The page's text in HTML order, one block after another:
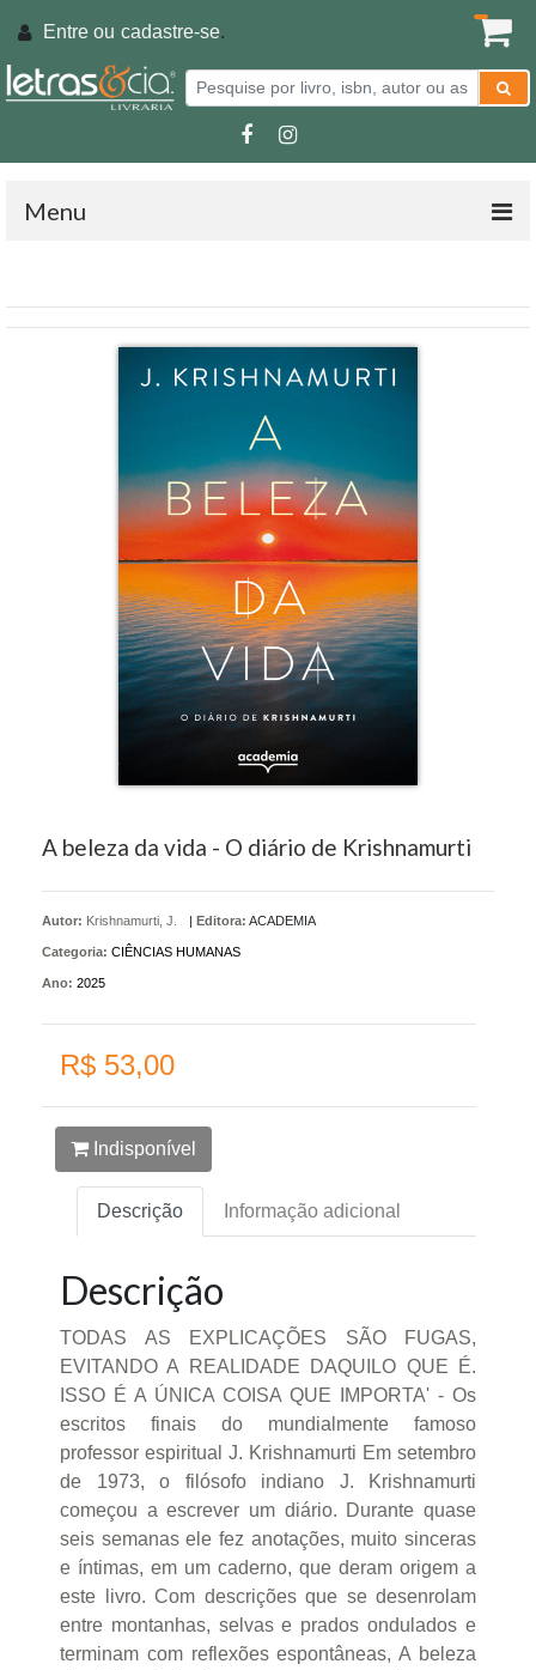
Entre ou cadastre-se.
Menu
A beleza da vida - O diário de Krishnamurti
Autor: Krishnamurti, J. Editora: ACADEMIA
Categoria: CIÊNCIAS HUMANAS
Ano: 2025
R$ 53,00
Indisponível
Descrição Informação adicional
Descrição
TODAS AS EXPLICAÇÕES SÃO FUGAS,
EVITANDO A REALIDADE DAQUILO QUE É.
ISSO É A ÚNICA COISA QUE IMPORTA' - Os
escritos finais do mundialmente famoso
professor espiritual J. Krishnamurti Em setembro
de 1973, o filósofo indiano J. Krishnamurti
começou a escrever um diário. Durante quase
seis semanas ele fez anotações, muito sinceras
e íntimas, em um caderno, que deram origem a
este livro. Com descrições que se desenrolam
entre montanhas, selvas e prados ondulados e
terminam com reflexões espontâneas, A beleza